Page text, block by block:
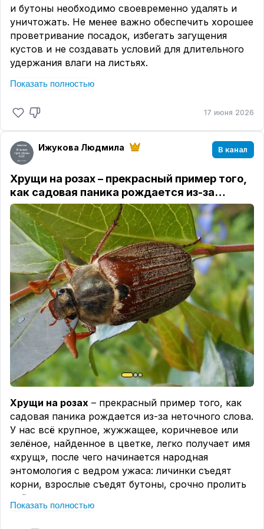
и бутоны необходимо своевременно удалять и
уничтожать. Не менее важно обеспечить хорошее
проветривание посадок, избегать загущения
кустов и не создавать условий для длительного
удержания влаги на листьях.
Снизить восприимчивость роз помогает
растения, получающие достаточное количество
посадок стоит обращать внимание и на
устойчивость сортов. Хотя сразу скажу, что тут
нет сортов, которые вот прям совсем никогда и
ни за что не подцепят эту болячку!)
Если болезнь уже появилась, применяют
фунгициды.В условиях закрытого грунта
хорошие результаты дают системные препараты,
способные защищать и нижнюю сторону листьев,
где формируется спороношение возбудителя.
Дополнительно можно использовать
биологические средства защиты.Наиболее
известны препараты на основе полезных
микроорганизмов, такие как «Фитоспорин-М», а
также средства, стимулирующие собственные
защитные механизмы растений, например
«Иммуноцитофит».
Ну а чтобы различать МР и ЛМР, прикрепляю
табличку, на которую можно ориентироваться👆
#врачебница
Показать полностью
17 июня 2026
Ижукова Людмила В канал
Хрущи на розах – прекрасный пример того,
как садовая паника рождается из-за…
Хрущи на розах – прекрасный пример того, как
садовая паника рождается из-за неточного слова.
У нас всё крупное, жужжащее, коричневое или
зелёное, найденное в цветке, легко получает имя
«хрущ», после чего начинается народная
энтомология с ведром ужаса: личинки съедят
корни, взрослые съедят бутоны, срочно пролить
всё подряд, желательно вчера.
Показать полностью